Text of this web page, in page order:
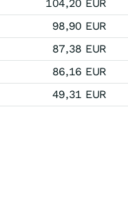
104,20 EUR
98,90 EUR
87,38 EUR
86,16 EUR
49,31 EUR